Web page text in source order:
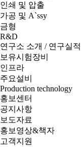
인쇄 및 압출
가공 및 A`ssy
금형
R&D
연구소 소개 / 연구실적
보유시험장비
인프라
주요설비
Production technology
홍보센터
공지사항
보도자료
홍보영상&책자
고객지원